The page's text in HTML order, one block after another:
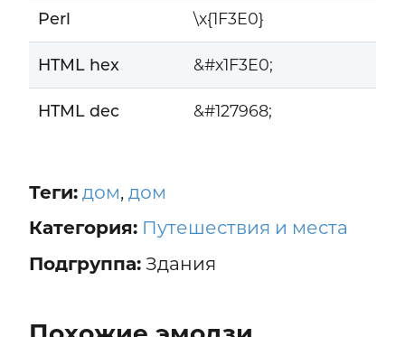
Perl \x{1F3E0}
HTML hex &#x1F3E0;
HTML dec &#127968;
Теги: дом, дом
Категория: Путешествия и места
Подгруппа:Здания